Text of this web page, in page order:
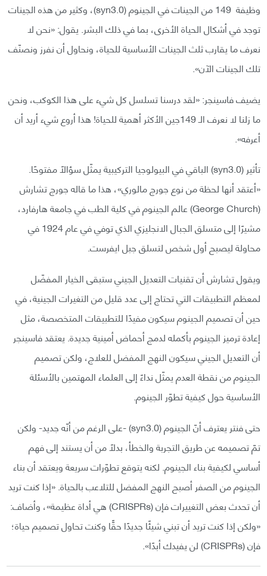
وظيفة 149 من الجينات في الجينوم (syn3.0)، وكثير من هذه الجينات
توجد في أشكال الحياة الأخرى، بما في ذلك البشر. يقول: «نحن لا
نعرف ما يقارب ثلث الجينات الأساسية للحياة، ونحاول أن نفرز ونصنّف
تلك الجينات الآن».
يضيف فاسينجر: «لقد درسنا تسلسل كل شيء على هذا الكوكب، ونحن
ما زلنا لا نعرف الـ 149جين الأكثر أهمية للحياة! هذا أروع شيء أريد أن
أعرفه».
تأثير (syn3.0) الباقي في البيولوجيا التركيبية يمثّل سؤالًا مفتوحًا.
«أعتقد أنها لحظة من نوع جورج مالوري»، هذا ما قاله جورج تشارش
(George Church) عالم الجينوم في كلية الطب في جامعة هارفارد،
مشيرًا إلى متسلق الجبال الانجليزي الذي توفي في عام 1924 في
محاولة ليصبح أول شخص لتسلق جبل ايفرست.
ويقول تشارش أن تقنيات التعديل الجيني ستبقى الخيار المفضّل
لمعظم التطبيقات التي تحتاج إلى عدد قليل من التغيرات الجينية، في
حين أن تصميم الجينوم سيكون مفيدًا للتطبيقات المتخصصة، مثل
إعادة ترميز الجينوم بأكمله لدمج أحماض أمينية جديدة. يعتقد فاسينجر
أن التعديل الجيني سيكون النهج المفضل للعلاج، ولكن تصميم
الجينوم من نقطة العدم يمثّل نداءً إلى العلماء المهتمين بالأسئلة
الأساسية حول كيفية تطوّر الجينوم.
حتى فنتر يعترف أنّ الجينوم (syn3.0) -على الرغم من أنّه جديد- ولكن
تمّ تصميمه عن طريق التجربة والخطأ، بدلًا من أن يستند إلى فهم
أساسي لكيفية بناء الجينوم. لكنه يتوقع تطوّرات سريعة ويعتقد أن بناء
الجينوم من الصفر أصبح النهج المفضل للتلاعب بالحياة. «إذا كنت تريد
أن تحدث بعض التغييرات فإن (CRISPRs) هي أداة عظيمة»، وأضاف:
«ولكن إذا كنت تريد أن تبني شيئًا جديدًا حقًّا وكنت تحاول تصميم حياة؛
فإن (CRISPRs) لن يفيدك أبدًا».